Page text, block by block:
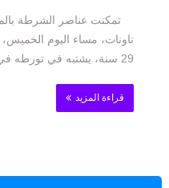
تمكنت عناصر الشرطة
تاونات، مساء اليوم
29 سنة، يشتبه في تورطه في ارتكا...
قراءة المزيد